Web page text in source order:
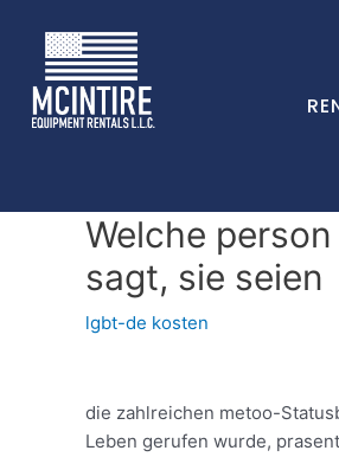
Welche
sagt, sie seien
lgbt-de kosten
die zahlreichen metoo-
Leben gerufen wurde,